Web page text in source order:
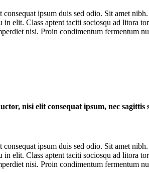
ipsum duis sed odio. Sit amet
elit. Class aptent taciti sociosqu ad litora
nisi. Proin condimentum fermentum
nisi elit consequat ipsum, nec sagittis
ipsum duis sed odio. Sit amet
elit. Class aptent taciti sociosqu ad litora
nisi. Proin condimentum fermentum